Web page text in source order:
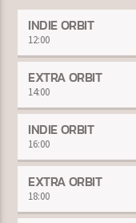
INDIE ORBIT
12:00
EXTRA ORBIT
14:00
INDIE ORBIT
16:00
EXTRA ORBIT
18:00